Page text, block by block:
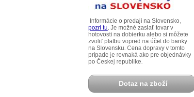
Informácie o predaji na Slovensko,
pozri tu. Je možné zaslať tovar v
hotovosti na dobierku alebo si môžete
zvoliť platbu vopred na účet do banky
na Slovensku. Cena dopravy v tomto
prípade je rovnaká ako pre objednávky
po Českej republike.
Dotaz na zboží